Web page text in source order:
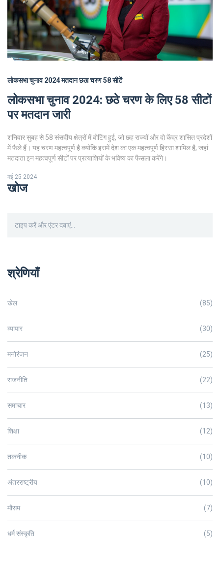
लोकसभा चुनाव 2024मतदानछठा चरण58 सीटें
लोकसभा चुनाव 2024: छठे चरण के लिए 58 सीटों
पर मतदान जारी
शनिवार सुबह से 58 संसदीय क्षेत्रों में वोटिंग हुई, जो छह राज्यों और दो केंद्र शासित प्रदेशों
में फैले हैं। यह चरण महत्वपूर्ण है क्योंकि इसमें देश का एक महत्वपूर्ण हिस्सा शामिल है, जहां
मतदाता इन महत्वपूर्ण सीटों पर प्रत्याशियों के भविष्य का फैसला करेंगे।
मई 25 2024
खोज
श्रेणियाँ
खेल (85)
व्यापार (30)
मनोरंजन (25)
राजनीति (22)
समाचार (13)
शिक्षा (12)
तकनीक (10)
अंतरराष्ट्रीय (10)
मौसम (7)
धर्म संस्कृति (5)